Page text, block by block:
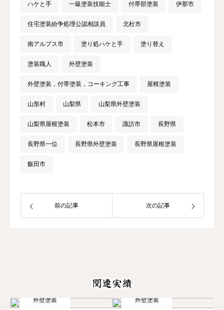
ハケと手 一級塗装技能士 付帯部塗装 伊那市
住宅塗装紛争処理公認相談員 北杜市
南アルプス市 塗り処ハケと手 塗り替え
塗装職人 外壁塗装
外壁塗装，付帯塗装，コーキング工事 屋根塗装
山形村 山梨県 山梨県外壁塗装
山梨県屋根塗装 松本市 諏訪市 長野県
長野県一位 長野県外壁塗装 長野県屋根塗装
飯田市
前の記事 次の記事
関連実績
外壁塗装 外壁塗装